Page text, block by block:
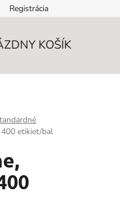
Registrácia
KOŠÍK
400 etikiet/bal